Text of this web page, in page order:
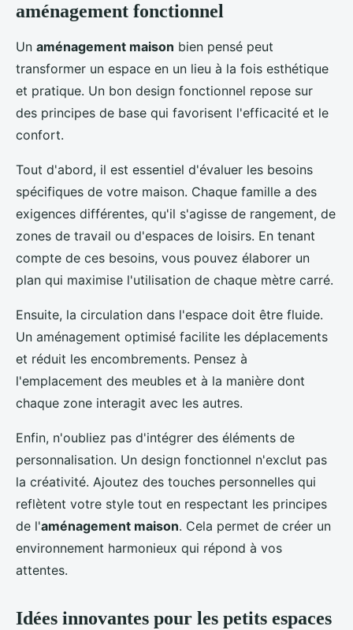
aménagement fonctionnel
Un aménagement maison bien pensé peut
transformer un espace en un lieu à la fois esthétique
et pratique. Un bon design fonctionnel repose sur
des principes de base qui favorisent l'efficacité et le
confort.
Tout d'abord, il est essentiel d'évaluer les besoins
spécifiques de votre maison. Chaque famille a des
exigences différentes, qu'il s'agisse de rangement, de
zones de travail ou d'espaces de loisirs. En tenant
compte de ces besoins, vous pouvez élaborer un
plan qui maximise l'utilisation de chaque mètre carré.
Ensuite, la circulation dans l'espace doit être fluide.
Un aménagement optimisé facilite les déplacements
et réduit les encombrements. Pensez à
l'emplacement des meubles et à la manière dont
chaque zone interagit avec les autres.
Enfin, n'oubliez pas d'intégrer des éléments de
personnalisation. Un design fonctionnel n'exclut pas
la créativité. Ajoutez des touches personnelles qui
reflètent votre style tout en respectant les principes
de l'aménagement maison. Cela permet de créer un
environnement harmonieux qui répond à vos
attentes.
Idées innovantes pour les petits espaces